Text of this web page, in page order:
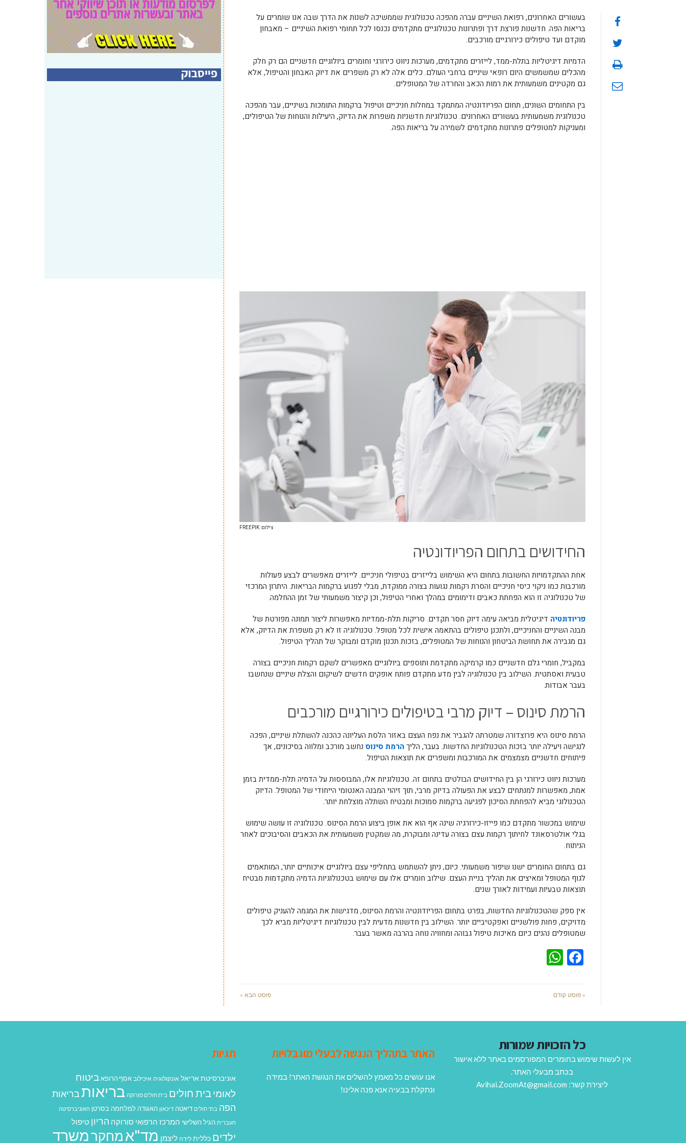
בעשורים האחרונים, רפואת השיניים עברה מהפכה טכנולוגית שממשיכה לשנות את הדרך שבה אנו שומרים על
בריאות הפה. חדשנות פורצת דרך ופתרונות טכנולוגיים מתקדמים נכנסו לכל תחומי רפואת השיניים – מאבחון
מוקדם ועד טיפולים כירורגיים מורכבים.
הדמיות דיגיטליות בתלת-ממד, לייזרים מתקדמים, מערכות ניווט כירורגי וחומרים ביולוגיים חדשניים הם רק חלק
מהכלים שמשמשים היום רופאי שיניים ברחבי העולם. כלים אלה לא רק משפרים את דיוק האבחון והטיפול, אלא
גם מקטינים משמעותית את רמות הכאב והחרדה של המטופלים.
בין התחומים השונים, תחום הפריודונטיה המתמקד במחלות חניכיים וטיפול ברקמות התומכות בשיניים, עבר מהפכה
טכנולוגית משמעותית בעשורים האחרונים. טכנולוגיות חדשניות משפרות את הדיוק, היעילות והנוחות של הטיפולים,
ומעניקות למטופלים פתרונות מתקדמים לשמירה על בריאות הפה.
צילום: FREEPIK
החידושים בתחום הפריודונטיה
אחת ההתקדמויות החשובות בתחום היא השימוש בלייזרים בטיפולי חניכיים. לייזרים מאפשרים לבצע פעולות
מורכבות כמו ניקוי כיסי חניכיים והסרת רקמות נגועות בצורה ממוקדת, מבלי לפגוע ברקמות הבריאות. היתרון המרכזי
של טכנולוגיה זו הוא הפחתת כאבים ודימומים במהלך ואחרי הטיפול, וכן קיצור משמעותי של זמן ההחלמה.
פריודונטיה דיגיטלית מביאה עימה דיוק חסר תקדים. סריקות תלת-ממדיות מאפשרות ליצור תמונה מפורטת של
מבנה השיניים והחניכיים, ולתכנן טיפולים בהתאמה אישית לכל מטופל. טכנולוגיה זו לא רק משפרת את הדיוק, אלא
גם מגבירה את תחושת הביטחון והנוחות של המטופלים, בזכות תכנון מוקדם ומבוקר של תהליך הטיפול.
במקביל, חומרי גלם חדשניים כמו קרמיקה מתקדמת ותוספים ביולוגיים מאפשרים לשקם רקמות חניכיים בצורה
טבעית ואסתטית. השילוב בין טכנולוגיה לבין מדע מתקדם פותח אופקים חדשים לשיקום והצלת שיניים שנחשבו
בעבר אבודות.
הרמת סינוס – דיוק מרבי בטיפולים כירורגיים מורכבים
הרמת סינוס היא פרוצדורה שמטרתה להגביר את נפח העצם באזור הלסת העליונה כהכנה להשתלת שיניים, הפכה
לנגישה ויעילה יותר בזכות הטכנולוגיות החדשות. בעבר, הליךהרמת סינוס נחשב מורכב ומלווה בסיכונים, אך
פיתוחים חדשניים מצמצמים את המורכבות ומשפרים את תוצאות הטיפול.
מערכות ניווט כירורגי הן בין החידושים הבולטים בתחום זה. טכנולוגיות אלו, המבוססות על הדמיה תלת-ממדית בזמן
אמת, מאפשרות למנתחים לבצע את הפעולה בדיוק מרבי, תוך זיהוי המבנה האנטומי הייחודי של המטופל. הדיוק
הטכנולוגי מביא להפחתת הסיכון לפגיעה ברקמות סמוכות ומבטיח השתלה מוצלחת יותר.
שימוש במכשור מתקדם כמו פייזו-כירורגיה שינה אף הוא את אופן ביצוע הרמת הסינוס. טכנולוגיה זו עושה שימוש
בגלי אולטרסאונד לחיתוך רקמות עצם בצורה עדינה ומבוקרת, מה שמקטין משמעותית את הכאבים והסיבוכים לאחר
הניתוח.
גם בתחום החומרים ישנו שיפור משמעותי. כיום, ניתן להשתמש בתחליפי עצם ביולוגיים איכותיים יותר, המותאמים
לגוף המטופל ומאיצים את תהליך בניית העצם. שילוב חומרים אלו עם שימוש בטכנולוגיות הדמיה מתקדמות מבטיח
תוצאות טבעיות ועמידות לאורך שנים.
אין ספק שהטכנולוגיות החדשות, בפרט בתחום הפריודונטיה והרמת הסינוס, מדגישות את המגמה להעניק טיפולים
מדויקים, פחות פולשניים ואפקטיביים יותר. השילוב בין חדשנות מדעית לבין טכנולוגיות דיגיטליות מביא לכך
שמטופלים נהנים כיום מאיכות טיפול גבוהה ומחוויה נוחה בהרבה מאשר בעבר.
Facebook
« פוסט קודם פוסט הבא »
כל הזכויות שמורות
אין לעשות שימוש בחומרים המפורסמים באתר ללא אישור
בכתב מבעלי האתר.
ליצירת קשר: Avihai.ZoomAt@gmail.com
האתר בתהליך הנגשה לבעלי מוגבלויות
אנו עושים כל מאמץ להשלים את הנגשת האתר! במידה
ונתקלת בבעיה אנא פנה אלינו!
תגיות
אוניברסיטת אריאל אונקולוגיה איכילוב אסף הרופא ביטוח
לאומיבית חולים בית חולים סורוקה בריאות בריאות
הפה בתי חולים דיאטה דיכאון האגודה למלחמה בסרטן האוניברסיטה
העברית הגיל השלישי המרכז הרפואי סורוקה הריון טיפול
ילדים כללית לידה ליצמן מד"אמחקרמשרד